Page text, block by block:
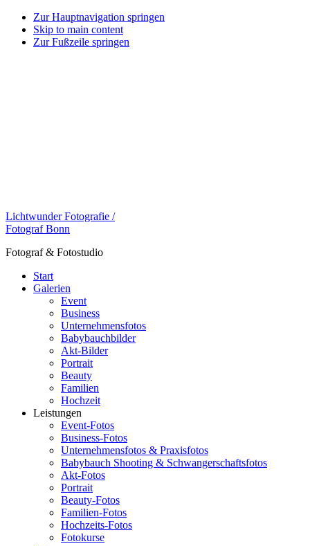
Zur Hauptnavigation springen
Skip to main content
Zur Fußzeile springen
Lichtwunder Fotografie /
Fotograf Bonn
Fotograf & Fotostudio
Start
Galerien
Event
Business
Unternehmensfotos
Babybauchbilder
Akt-Bilder
Portrait
Beauty
Familien
Hochzeit
Leistungen
Event-Fotos
Business-Fotos
Unternehmensfotos & Praxisfotos
Babybauch Shooting & Schwangerschaftsfotos
Akt-Fotos
Portrait
Beauty-Fotos
Familien-Fotos
Hochzeits-Fotos
Fotokurse